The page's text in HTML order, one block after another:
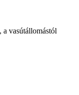
a vasútállomástól